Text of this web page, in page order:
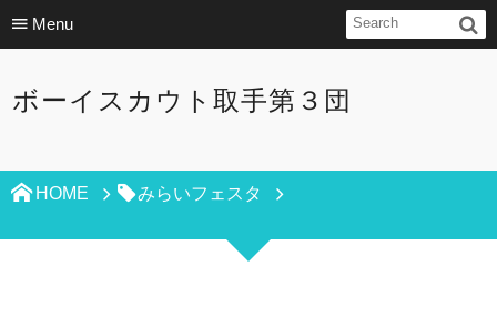
Menu
ボーイスカウト取手第３団
HOME みらいフェスタ